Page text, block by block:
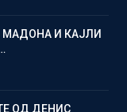
И КАЈЛИ
ОД ДЕНИС